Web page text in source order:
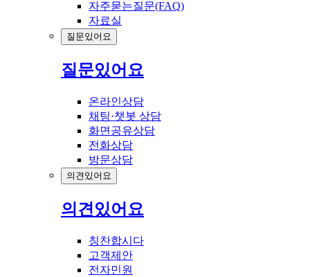
자주묻는질문(FAQ)
자료실
질문있어요
질문있어요
온라인상담
채팅·챗봇 상담
화면공유상담
전화상담
방문상담
의견있어요
의견있어요
칭찬합시다
고객제안
전자민원